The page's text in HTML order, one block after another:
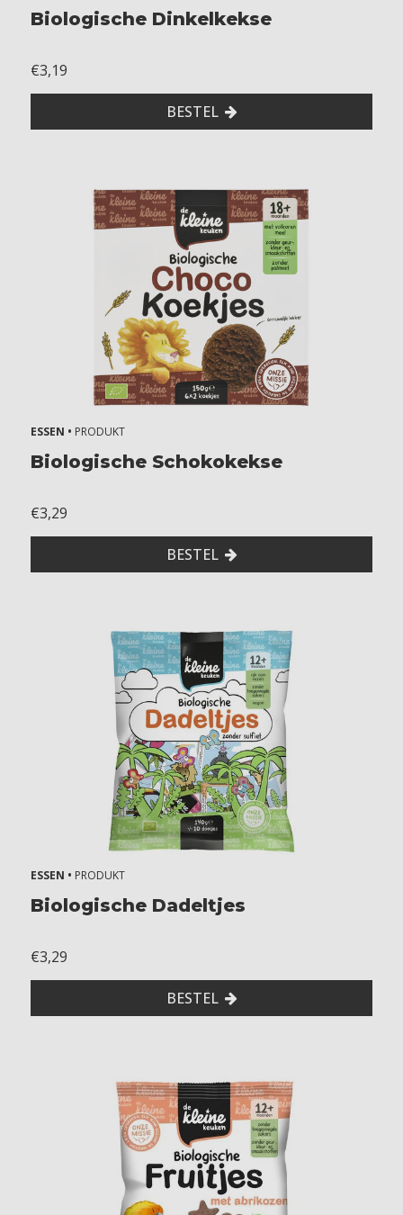
Biologische Dinkelkekse
€3,19
BESTEL
ESSEN • PRODUKT
Biologische Schokokekse
€3,29
BESTEL
ESSEN • PRODUKT
Biologische Dadeltjes
€3,29
BESTEL